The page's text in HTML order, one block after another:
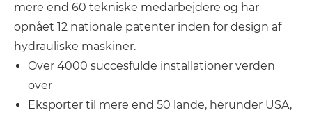
mere end 60 tekniske medarbejdere og har
opnået 12 nationale patenter inden for design af
hydrauliske maskiner.
Over 4000 succesfulde installationer verden
over
Eksporter til mere end 50 lande, herunder USA,